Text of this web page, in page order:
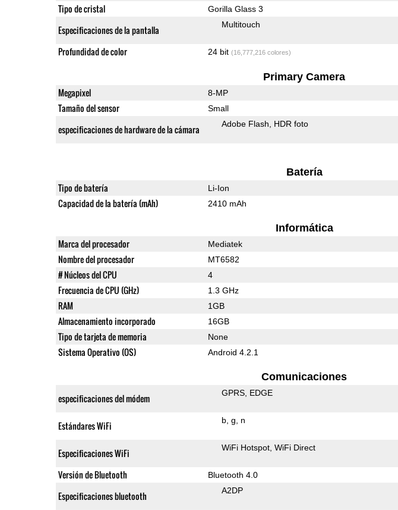
Tipo de cristal Gorilla Glass 3
Especificaciones de la pantalla Multitouch
Profundidad de color 24 bit (16,777,216 colores)
Primary Camera
Megapixel 8-MP
Tamaño del sensor Small
especificaciones de hardware de la cámara Adobe Flash HDR foto
Batería
Tipo de batería Li-Ion
Capacidad de la batería (mAh) 2410 mAh
Informática
Marca del procesador Mediatek
Nombre del procesador MT6582
# Núcleos del CPU 4
Frecuencia de CPU (GHz) 1.3 GHz
RAM 1GB
Almacenamiento incorporado 16GB
Tipo de tarjeta de memoria None
Sistema Operativo (OS) Android 4.2.1
Comunicaciones
especificaciones del módem GPRS EDGE
Estándares WiFi b g n
Especificaciones WiFi WiFi Hotspot WiFi Direct
Versión de Bluetooth Bluetooth 4.0
Especificaciones bluetooth A2DP